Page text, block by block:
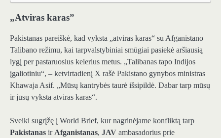
„Atviras karas”
Pakistanas pareiškė, kad vyksta „atviras karas“ su Afganistano
Talibano režimu, kai tarpvalstybiniai smūgiai pasiekė aršiausią
lygį per pastaruosius kelerius metus. „Talibanas tapo Indijos
įgaliotiniu“, – ketvirtadienį X rašė Pakistano gynybos ministras
Khawaja Asif. „Mūsų kantrybės taurė išsipildė. Dabar tarp mūsų
ir jūsų vyksta atviras karas“.
Sveiki sugrįžę į World Brief, kur nagrinėjame konfliktą tarp
Pakistanas ir Afganistanas, JAV ambasadorius prie